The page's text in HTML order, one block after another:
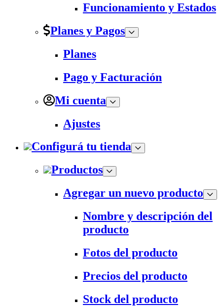
Funcionamiento y Estados
Planes y Pagos
Planes
Pago y Facturación
Mi cuenta
Ajustes
Configurá tu tienda
Productos
Agregar un nuevo producto
Nombre y descripción del
producto
Fotos del producto
Precios del producto
Stock del producto